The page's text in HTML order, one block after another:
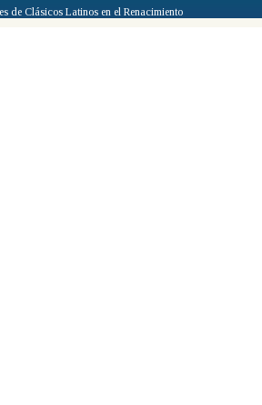
de Clásicos Latinos en el Renacimiento